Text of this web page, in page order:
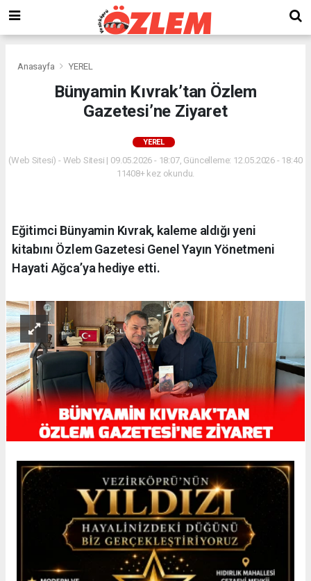
Anasayfa YEREL
Bünyamin Kıvrak’tan Özlem
Gazetesi’ne Ziyaret
YEREL
(Web Sitesi) - Web Sitesi | 09.05.2026 - 18:07, Güncelleme: 12.05.2026 - 18:40
11408+ kez okundu.
Eğitimci Bünyamin Kıvrak, kaleme aldığı yeni
kitabını Özlem Gazetesi Genel Yayın Yönetmeni
Hayati Ağca’ya hediye etti.